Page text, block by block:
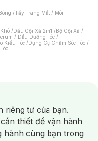
/Tẩy Trang Mắt / Môi
/Dầu Gội Xả 2in1 /Bộ Gội Xả /
/ Dầu Dưỡng Tóc /
Kiểu Tóc /Dụng Cụ Chăm Sóc Tóc /
Xông Hơi /Nước Rửa Tay/
/Bàn Chải Điện/
/ Nước Súc Miệng/
Vệ Sinh/Dưỡng Vùng Kín/
/Bọt Cạo Râu /Dao Cạo Râu/
riêng tư của bạn.
thiết để vận hành
hành cùng bạn trong